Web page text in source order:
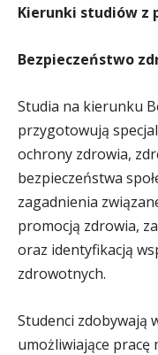
Kierunki studiów z
Bezpieczeństwo
Studia na kierunku
przygotowują
ochrony zdrowia,
bezpieczeństwa
zagadnienia
promocją zdrowia,
oraz identyfikacją
zdrowotnych.
Studenci zdobywają
umożliwiające pracę